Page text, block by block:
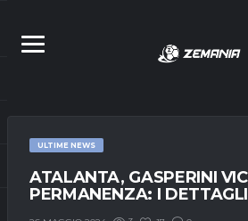
ULTIME NEWS
ATALANTA, GASPERINI
PERMANENZA: I DETTAGLI